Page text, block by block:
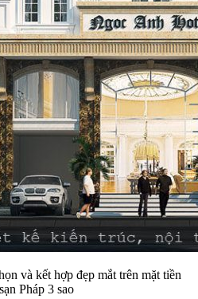
và kết hợp đẹp mắt trên mặt tiền
Pháp 3 sao